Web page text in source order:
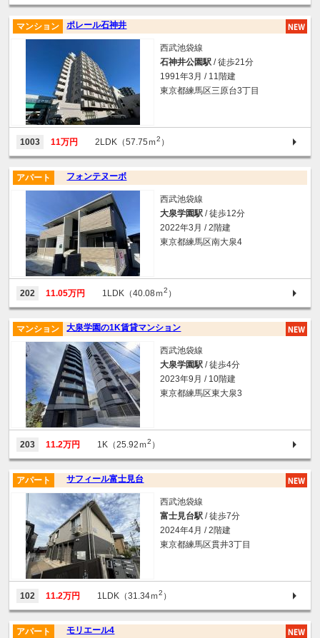
ポレール石神井
マンション
西武池袋線
石神井公園駅 / 徒歩21分
1991年3月 / 11階建
東京都練馬区三原台3丁目
1003 11万円 2LDK（57.75ｍ2 ）
フォンテヌーボ
アパート
西武池袋線
大泉学園駅 / 徒歩12分
2022年3月 / 2階建
東京都練馬区南大泉4
202 11.05万円 1LDK（40.08ｍ2 ）
大泉学園の1K賃貸マンション
マンション
西武池袋線
大泉学園駅 / 徒歩4分
2023年9月 / 10階建
東京都練馬区東大泉3
203 11.2万円 1K（25.92ｍ2 ）
サフィール富士見台
アパート
西武池袋線
富士見台駅 / 徒歩7分
2024年4月 / 2階建
東京都練馬区貫井3丁目
102 11.2万円 1LDK（31.34ｍ2 ）
モリエール4
アパート